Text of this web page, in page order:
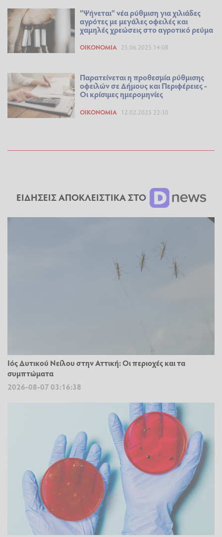
"Ψήνεται" νέα ρύθμιση για χιλιάδες
αγρότες με μεγάλες οφειλές και
χαμηλές χρεώσεις στο αγροτικό ρεύμα
ΟΙΚΟΝΟΜΊΑ 25.06.2025 14:08
Παρατείνεται η προθεσμία ρύθμισης
οφειλών σε Δήμους και Περιφέρειες -
Οι κρίσιμες ημερομηνίες
ΟΙΚΟΝΟΜΊΑ 12.02.2025 22:30
ΕΙΔΗΣΕΙΣ ΑΠΟΚΛΕΙΣΤΙΚΑ ΣΤΟ
Ιός Δυτικού Νείλου στην Αττική: Οι περιοχές και τα
συμπτώματα
2026-08-07 03:16:38